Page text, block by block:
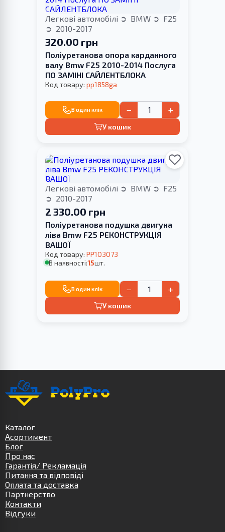
Легкові автомобілі BMW
F25
2010-2017
320.00 грн
Поліуретанова опора карданного
валу Bmw F25 2010-2014 Послуга
ПО ЗАМІНІ САЙЛЕНТБЛОКА
Код товару: pp1858ga
В один клік − +
У кошик
Легкові автомобілі BMW
F25
2010-2017
2 330.00 грн
Поліуретанова подушка двигуна
ліва Bmw F25 РЕКОНСТРУКЦІЯ
ВАШОЇ
Код товару: PP103073
В наявності:15шт.
В один клік − +
У кошик
Каталог
Асортимент
Блог
Про нас
Гарантія/ Рекламація
Питання та відповіді
Оплата та доставка
Партнерство
Контакти
Відгуки